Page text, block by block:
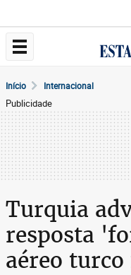
Início Internacional
Publicidade
Turquia
resposta
aéreo